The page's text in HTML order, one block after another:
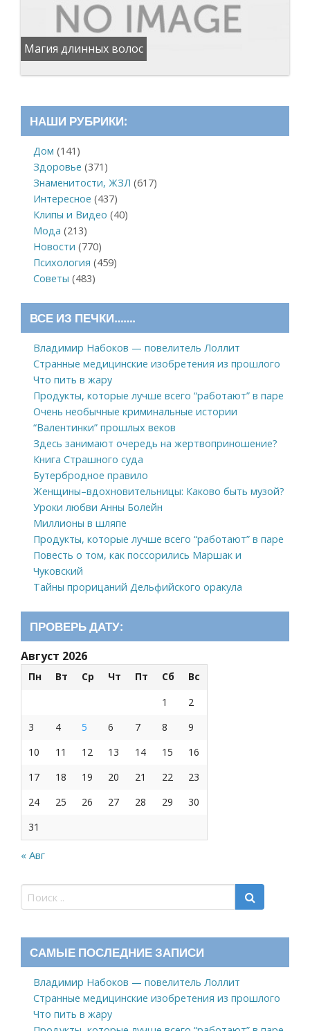
Магия длинных волос
НАШИ РУБРИКИ:
Дом (141)
Здоровье (371)
Знаменитости, ЖЗЛ (617)
Интересное (437)
Клипы и Видео (40)
Мода (213)
Новости (770)
Психология (459)
Советы (483)
ВСЕ ИЗ ПЕЧКИ…….
Владимир Набоков — повелитель Лоллит
Странные медицинские изобретения из прошлого
Что пить в жару
Продукты, которые лучше всего “работают” в паре
Очень необычные криминальные истории
“Валентинки” прошлых веков
Здесь занимают очередь на жертвоприношение?
Книга Страшного суда
Бутербродное правило
Женщины–вдохновительницы: Каково быть музой?
Уроки любви Анны Болейн
Миллионы в шляпе
Продукты, которые лучше всего “работают” в паре
Повесть о том, как поссорились Маршак и
Чуковский
Тайны прорицаний Дельфийского оракула
ПРОВЕРЬ ДАТУ:
Август 2026
Пн Вт Ср Чт Пт Сб
Вс
1
2
3
4 5 6 7 8
9
10
11 12 13 14 15
16
17
18 19 20 21 22
23
24
25 26 27 28 29
30
31
« Авг
САМЫЕ ПОСЛЕДНИЕ ЗАПИСИ
Владимир Набоков — повелитель Лоллит
Странные медицинские изобретения из прошлого
Что пить в жару